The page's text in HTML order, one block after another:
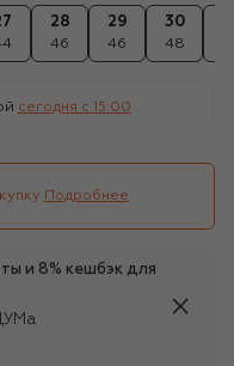
28
46
29
46
30
48
сегодня c 15:00
Подробнее
и 8% кешбэк для